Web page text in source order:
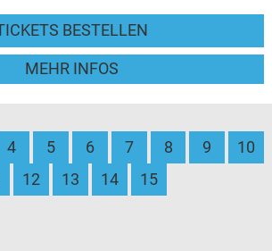
BESTELLEN
MEHR INFOS
4 5 6 7 8 9
10
12 13 14 15